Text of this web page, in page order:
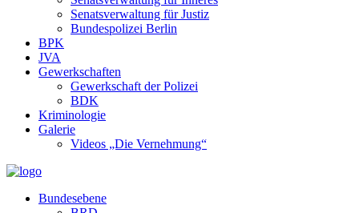
Senatsverwaltung für Justiz
Bundespolizei Berlin
BPK
JVA
Gewerkschaften
Gewerkschaft der Polizei
BDK
Kriminologie
Galerie
Videos „Die Vernehmung“
Bundesebene